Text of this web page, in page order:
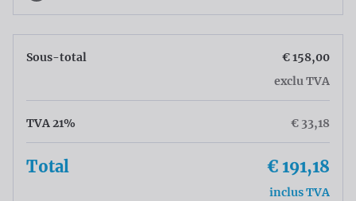
Sous-total
€ 158,00
exclu TVA
TVA 21% € 33,18
Total € 191,18
inclus TVA